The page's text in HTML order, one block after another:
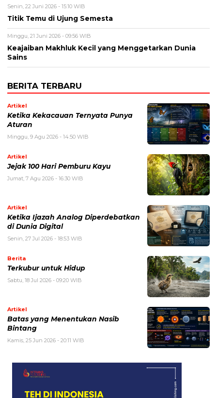
Senin, 22 Juni 2026 - 15:10 WIB
Titik Temu di Ujung Semesta
Minggu, 21 Juni 2026 - 09:56 WIB
Keajaiban Makhluk Kecil yang Menggetarkan Dunia
Sains
BERITA TERBARU
Artikel
Ketika Kekacauan Ternyata Punya
Aturan
Minggu, 9 Agu 2026 - 14:50 WIB
Artikel
Jejak 100 Hari Pemburu Kayu
Jumat, 7 Agu 2026 - 16:30 WIB
Artikel
Ketika Ijazah Analog Diperdebatkan
di Dunia Digital
Senin, 27 Jul 2026 - 18:53 WIB
Berita
Terkubur untuk Hidup
Sabtu, 18 Jul 2026 - 09:20 WIB
Artikel
Batas yang Menentukan Nasib
Bintang
Kamis, 25 Jun 2026 - 20:11 WIB